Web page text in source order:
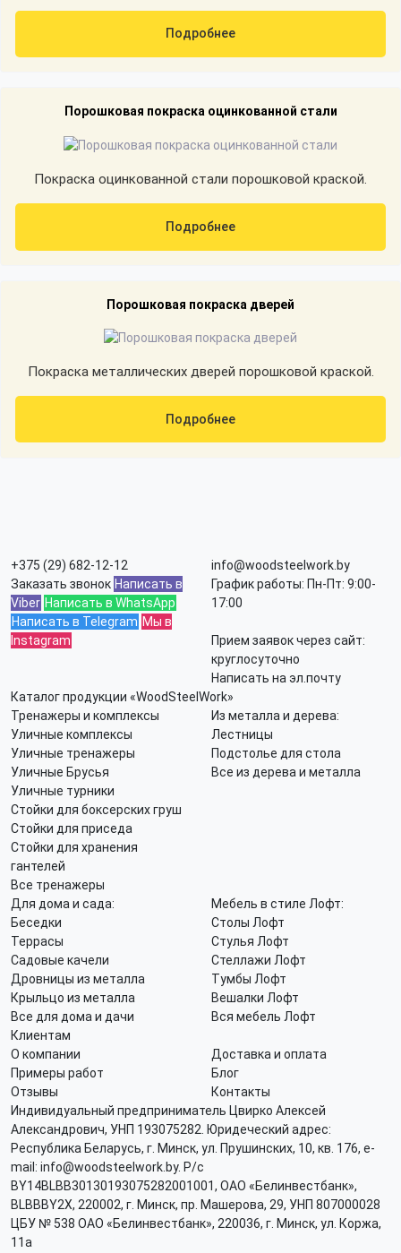
Подробнее
Порошковая покраска оцинкованной стали
Покраска оцинкованной стали порошковой краской.
Подробнее
Порошковая покраска дверей
Покраска металлических дверей порошковой краской.
Подробнее
+375 (29) 682-12-12
Заказать звонок Написать в
Viber Написать в WhatsApp
Написать в Telegram Мы в
Instagram
info@woodsteelwork.by
График работы: Пн-Пт: 9:00-
17:00
Прием заявок через сайт:
круглосуточно
Написать на эл.почту
Каталог продукции «WoodSteelWork»
Тренажеры и комплексы
Уличные комплексы
Уличные тренажеры
Уличные Брусья
Уличные турники
Стойки для боксерских груш
Стойки для приседа
Стойки для хранения
гантелей
Все тренажеры
Из металла и дерева:
Лестницы
Подстолье для стола
Все из дерева и металла
Для дома и сада:
Беседки
Террасы
Садовые качели
Дровницы из металла
Крыльцо из металла
Все для дома и дачи
Мебель в стиле Лофт:
Столы Лофт
Стулья Лофт
Стеллажи Лофт
Тумбы Лофт
Вешалки Лофт
Вся мебель Лофт
Клиентам
О компании
Доставка и оплата
Примеры работ
Блог
Отзывы
Контакты
Индивидуальный предприниматель Цвирко Алексей
Александрович, УНП 193075282. Юридеческий адрес:
Республика Беларусь, г. Минск, ул. Прушинских, 10, кв. 176, e-
mail: info@woodsteelwork.by. Р/с
BY14BLBB30130193075282001001, ОАО «Белинвестбанк»,
BLBBBY2X, 220002, г. Минск, пр. Машерова, 29, УНП 807000028
ЦБУ № 538 ОАО «Белинвестбанк», 220036, г. Минск, ул. Коржа,
11а